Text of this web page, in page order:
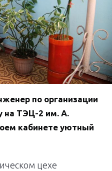
по организации
на ТЭЦ-2 им. А.
кабинете уютный
цехе